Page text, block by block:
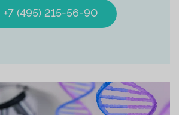
+7 (495) 215-56-90